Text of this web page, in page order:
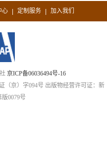
心 | 定制服务 | 加入我们
京ICP备06036494号-16
（京）字094号 出版物经营许可证：新
0079号